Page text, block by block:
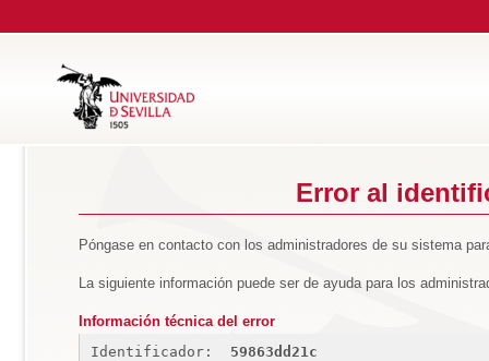
Error al
Póngase en contacto con los administradores de su sistema
La siguiente información puede ser de ayuda para los
Información técnica del error
Identificador:
59863dd21c